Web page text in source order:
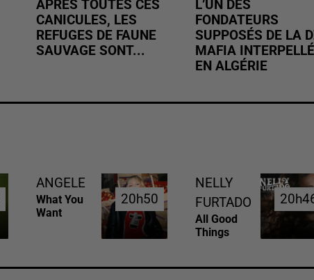
APRÈS TOUTES CES
CANICULES, LES
REFUGES DE FAUNE
SAUVAGE SONT...
L’UN DES
FONDATEURS
SUPPOSÉS DE LA
MAFIA INTERPELLÉ
EN ALGÉRIE
ANGELE
What You
Want
20h50
20h50
NELLY
FURTADO
All Good
Things